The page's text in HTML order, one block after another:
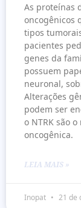
As proteínas
oncogênicos
tipos
pacientes
genes da
possuem
neuronal,
Alterações
podem ser
o NTRK são
oncogênica.
LEIA MAIS »
Inopat 21 de